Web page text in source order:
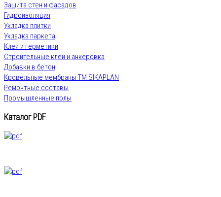
Защита стен и фасадов
Гидроизоляция
Укладка плитки
Укладка паркета
Клеи и герметики
Строительные клеи и анкеровка
Добавки в бетон
Кровельные мембраны ТМ SIKAPLAN
Ремонтные составы
Промышленные полы
Каталог PDF